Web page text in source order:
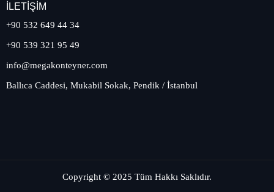
İLETIŞIM
+90 532 649 44 34
+90 539 321 95 49
info@megakonteyner.com
Ballıca Caddesi, Mukabil Sokak, Pendik / İstanbul
Copyright © 2025 Tüm Hakkı Saklıdır.